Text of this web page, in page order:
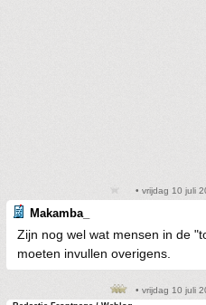
• vrijdag 10 juli
Makamba_
Zijn nog wel wat mensen in de
moeten invullen overigens.
• vrijdag 10 juli